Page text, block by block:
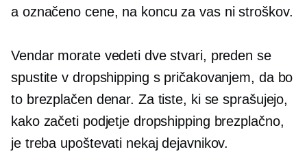
a označeno cene, na koncu za vas ni stroškov.
Vendar morate vedeti dve stvari, preden se
spustite v dropshipping s pričakovanjem, da bo
to brezplačen denar. Za tiste, ki se sprašujejo,
kako začeti podjetje dropshipping brezplačno,
je treba upoštevati nekaj dejavnikov.